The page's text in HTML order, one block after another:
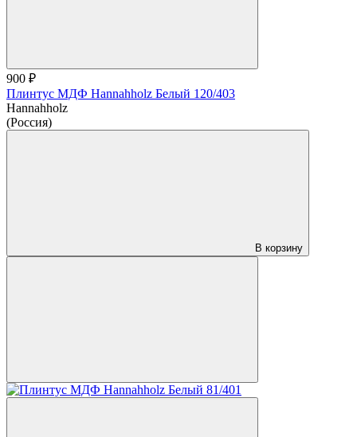
900 ₽
Плинтус МДФ Hannahholz Белый 120/403
Hannahholz
(Россия)
В корзину